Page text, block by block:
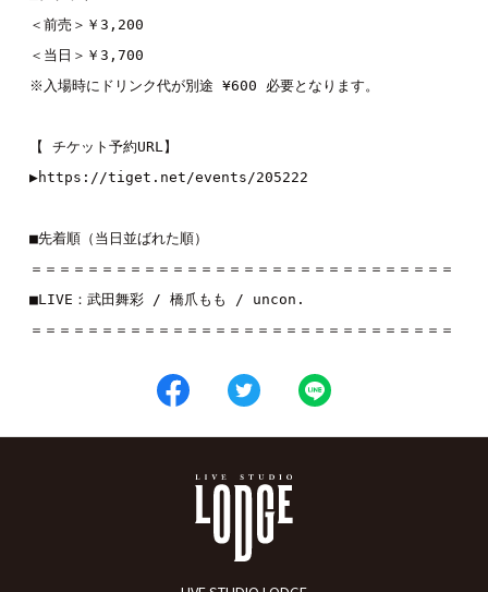
＜前売＞￥3,200
＜当日＞￥3,700
※入場時にドリンク代が別途 ¥600 必要となります。
【 チケット予約URL】
▶︎https://tiget.net/events/205222
■先着順（当日並ばれた順）
＝＝＝＝＝＝＝＝＝＝＝＝＝＝＝＝＝＝＝＝＝＝＝＝＝＝＝＝＝＝
■LIVE： 武田舞彩 / 橋爪もも / uncon.
＝＝＝＝＝＝＝＝＝＝＝＝＝＝＝＝＝＝＝＝＝＝＝＝＝＝＝＝＝＝